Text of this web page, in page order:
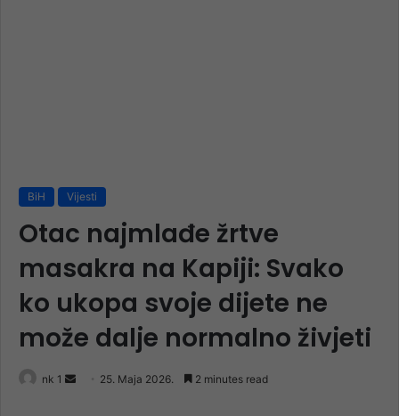
BiH Vijesti
Otac najmlađe žrtve
masakra na Kapiji: Svako
ko ukopa svoje dijete ne
može dalje normalno živjeti
nk 1
Send 25. Maja 2026. 2 minutes read